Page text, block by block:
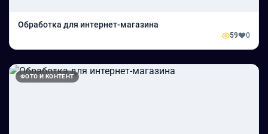
Обработка для интернет-магазина
59 0
ФОТО И КОНТЕНТ